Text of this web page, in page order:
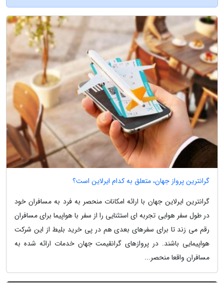
گرانترین پرواز جهان، متعلق به کدام ایرلاین است؟
گرانترین ایرلاین جهان با ارائه امکانات منحصر به فرد به مسافران خود
در طول سفر هوایی تجربه ای استثنایی را از سفر با هواپیما برای مسافران
رقم می زند تا برای سفرهای بعدی هم در پی خرید بلیط از این شرکت
هواپیمایی باشند. در پروازهای گرانقیمت جهان خدمات ارائه شده به
مسافران واقعا منحصر...